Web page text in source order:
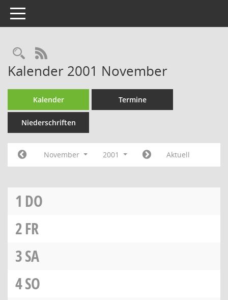
Toggle navigation
Rechercheauswahl
RSS-Feed
Kalender 2001 November
Kalender Termine
Niederschriften
November 2001 Aktuell
1 DO
2FR
3SA
4SO